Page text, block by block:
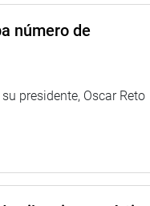
como el transporte
de la Denuncia
León, en su
pública, en la
número de
presidente, Oscar Reto